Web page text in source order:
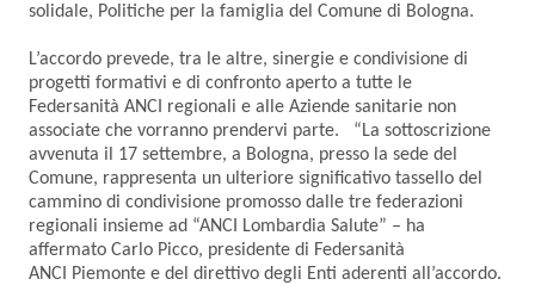
solidale, Politiche per la famiglia del Comune di Bologna.
L’accordo prevede, tra le altre, sinergie e condivisione di
progetti formativi e di confronto aperto a tutte le
Federsanità ANCI regionali e alle Aziende sanitarie non
associate che vorranno prendervi parte. “La sottoscrizione
avvenuta il 17 settembre, a Bologna, presso la sede del
Comune, rappresenta un ulteriore significativo tassello del
cammino di condivisione promosso dalle tre federazioni
regionali insieme ad “ANCI Lombardia Salute” – ha
affermato Carlo Picco, presidente di Federsanità
ANCI Piemonte e del direttivo degli Enti aderenti all’accordo.